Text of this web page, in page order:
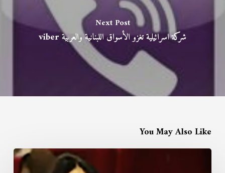
Next Post
شركة اسرائيلية تغزو الأسواق اللبنانية والعربية viber
You May Also Like
طلب